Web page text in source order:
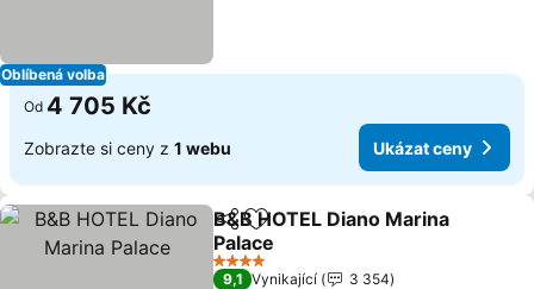
Oblíbená volba
Od 4 705 Kč
Zobrazte si ceny z 1 webu Ukázat ceny
SdíletPřidat na seznam oblíbených
B&B HOTEL Diano Marina
Palace
4 Počet hvězdiček
9,1 Vynikající
3 354